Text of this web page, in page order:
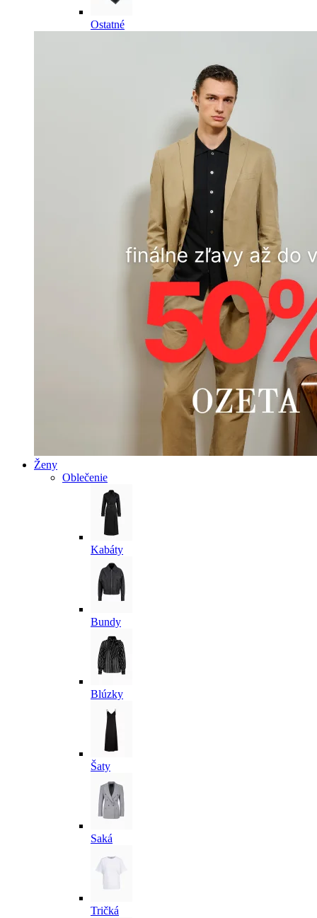
Ostatné
Ženy
Oblečenie
Kabáty
Bundy
Blúzky
Šaty
Saká
Tričká